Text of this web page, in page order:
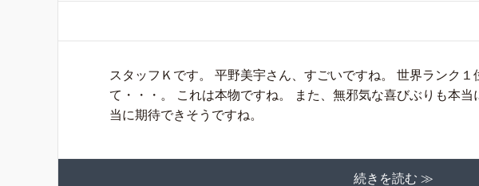
スタッフＫです。 平野美宇さん、すごいですね。 世界ランク
て・・・。 これは本物ですね。 また、無邪気な喜びぶりも本
当に期待できそうですね。
続きを読む ≫